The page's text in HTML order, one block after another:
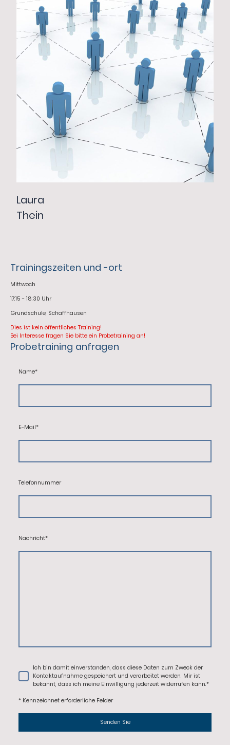
Laura
Thein
Trainingszeiten und -ort
Mittwoch
17:15 - 18:30 Uhr
Grundschule, Schaffhausen
Dies ist kein öffentliches Training!
Bei Interesse fragen Sie bitte ein Probetraining an!
Probetraining anfragen
Name*
E-Mail*
Telefonnummer
Nachricht*
Ich bin damit einverstanden, dass diese Daten zum Zweck der
Kontaktaufnahme gespeichert und verarbeitet werden. Mir ist
bekannt, dass ich meine Einwilligung jederzeit widerrufen kann.*
* Kennzeichnet erforderliche Felder
Senden Sie